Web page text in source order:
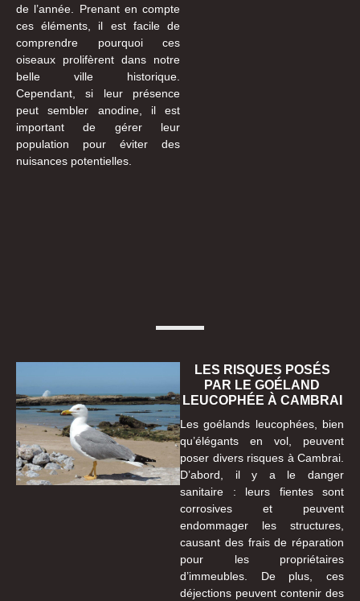
de l’année. Prenant en compte
ces éléments, il est facile de
comprendre pourquoi ces
oiseaux prolifèrent dans notre
belle ville historique.
Cependant, si leur présence
peut sembler anodine, il est
important de gérer leur
population pour éviter des
nuisances potentielles.
LES RISQUES POSÉS
PAR LE GOÉLAND
LEUCOPHÉE À CAMBRAI
Les goélands leucophées, bien
qu’élégants en vol, peuvent
poser divers risques à Cambrai.
D’abord, il y a le danger
sanitaire : leurs fientes sont
corrosives et peuvent
endommager les structures,
causant des frais de réparation
pour les propriétaires
d’immeubles. De plus, ces
déjections peuvent contenir des